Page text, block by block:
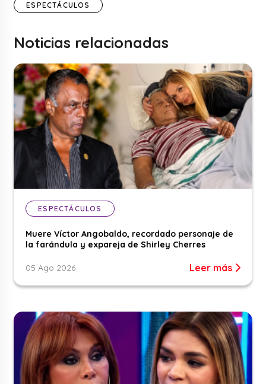
ESPECTÁCULOS
Noticias relacionadas
ESPECTÁCULOS
Muere Víctor Angobaldo, recordado personaje de
la farándula y expareja de Shirley Cherres
05 Ago 2026 Leer más